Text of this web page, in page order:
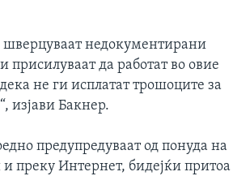
шверцуваат недокументирани
присилуваат да работат во овие
не ги исплатат трошоците за
изјави Бакнер.
предупредуваат од понуда на
преку Интернет, бидејќи притоа